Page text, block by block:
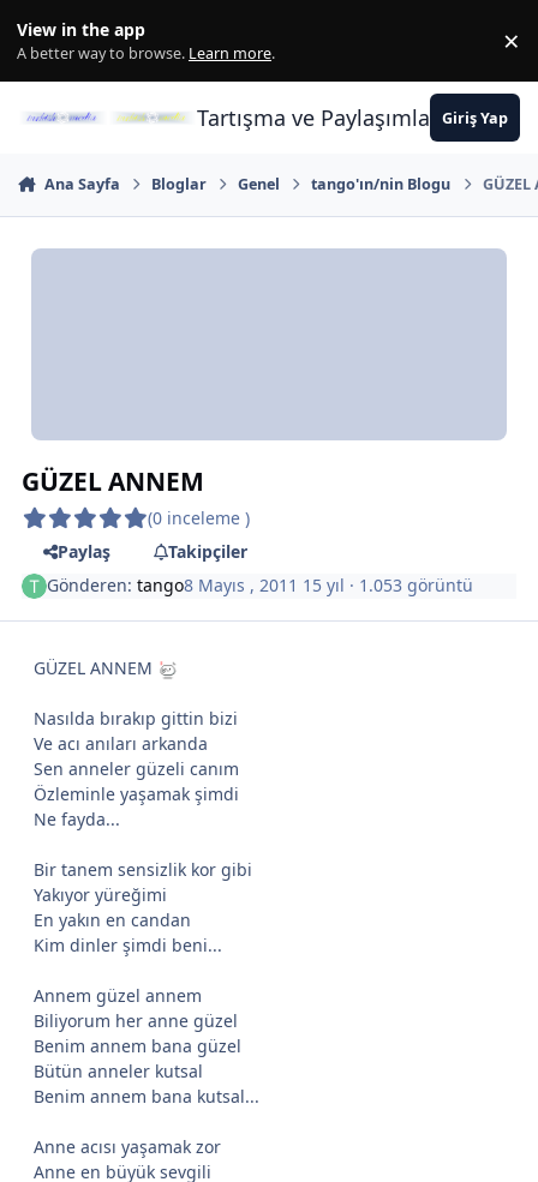
View in the app
A better way to browse. Learn more. ×
Tartışma ve PaylaşımlarınGiriş Yap
Ana Sayfa Bloglar Genel tango'ın/nin Blogu GÜZEL
GÜZEL ANNEM
(0 inceleme )
Paylaş
Takipçiler
Gönderen:tango8 Mayıs , 2011 15 yıl · 1.053 görüntü
GÜZEL ANNEM
Nasılda bırakıp gittin bizi
Ve acı anıları arkanda
Sen anneler güzeli canım
Özleminle yaşamak şimdi
Ne fayda...
Bir tanem sensizlik kor gibi
Yakıyor yüreğimi
En yakın en candan
Kim dinler şimdi beni...
Annem güzel annem
Biliyorum her anne güzel
Benim annem bana güzel
Bütün anneler kutsal
Benim annem bana kutsal...
Anne acısı yaşamak zor
Anne en büyük sevgili